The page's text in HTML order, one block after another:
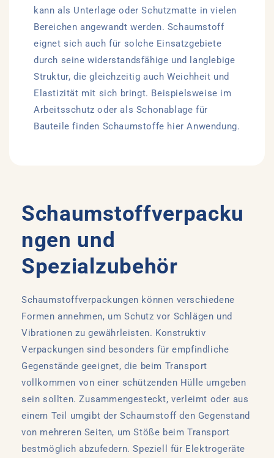
kann als Unterlage oder Schutzmatte in vielen
Bereichen angewandt werden. Schaumstoff
eignet sich auch für solche Einsatzgebiete
durch seine widerstandsfähige und langlebige
Struktur, die gleichzeitig auch Weichheit und
Elastizität mit sich bringt. Beispielsweise im
Arbeitsschutz oder als Schonablage für
Bauteile finden Schaumstoffe hier Anwendung.
Schaumstoffverpacku
ngen und
Spezialzubehör
Schaumstoffverpackungen können verschiedene
Formen annehmen, um Schutz vor Schlägen und
Vibrationen zu gewährleisten. Konstruktiv
Verpackungen sind besonders für empfindliche
Gegenstände geeignet, die beim Transport
vollkommen von einer schützenden Hülle umgeben
sein sollten. Zusammengesteckt, verleimt oder aus
einem Teil umgibt der Schaumstoff den Gegenstand
von mehreren Seiten, um Stöße beim Transport
bestmöglich abzufedern. Speziell für Elektrogeräte